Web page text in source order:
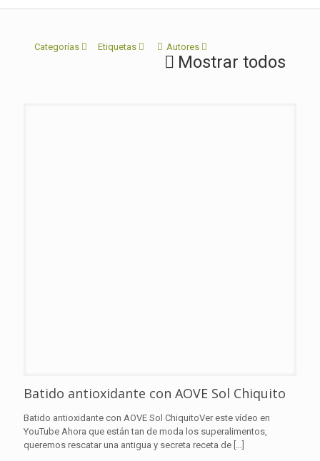
Categorías Etiquetas Autores
Mostrar todos
Batido antioxidante con AOVE Sol Chiquito
Batido antioxidante con AOVE Sol ChiquitoVer este vídeo en
YouTube Ahora que están tan de moda los superalimentos,
queremos rescatar una antigua y secreta receta de […]